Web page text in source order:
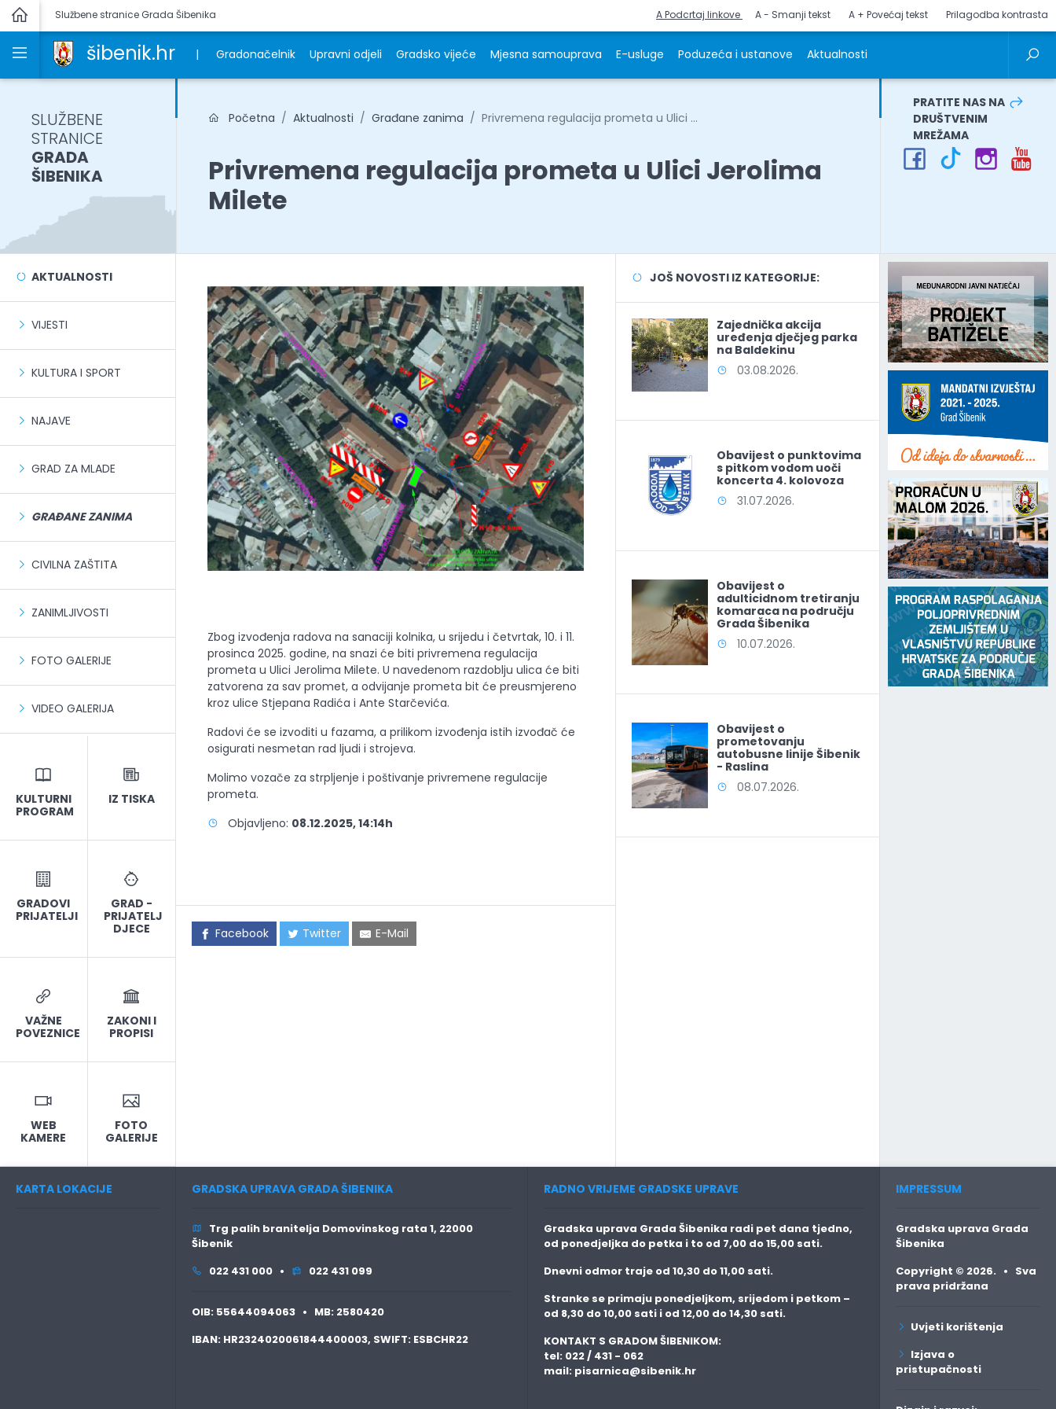
Službene stranice Grada Šibenika A Podcrtaj linkove A - Smanji tekst A + Povećaj tekst Prilagodba kontrasta
šibenik.hr | Gradonačelnik Upravni odjeli Gradsko vijeće Mjesna samouprava E-usluge Poduzeća i ustanove Aktualnosti
SLUŽBENE
STRANICE
GRADA
ŠIBENIKA
Početna Aktualnosti Građane zanima Privremena regulacija prometa u Ulici ...
Privremena regulacija prometa u Ulici Jerolima
Milete
PRATITE NAS NA
DRUŠTVENIM
MREŽAMA
AKTUALNOSTI
VIJESTI
KULTURA I SPORT
NAJAVE
GRAD ZA MLADE
GRAĐANE ZANIMA
CIVILNA ZAŠTITA
ZANIMLJIVOSTI
FOTO GALERIJE
VIDEO GALERIJA
KULTURNI
PROGRAM
IZ TISKA
GRADOVI
PRIJATELJI
GRAD -
PRIJATELJ
DJECE
VAŽNE
POVEZNICE
ZAKONI I
PROPISI
WEB
KAMERE
FOTO
GALERIJE
Zbog izvođenja radova na sanaciji kolnika, u srijedu i četvrtak, 10. i 11.
prosinca 2025. godine, na snazi će biti privremena regulacija
prometa u Ulici Jerolima Milete. U navedenom razdoblju ulica će biti
zatvorena za sav promet, a odvijanje prometa bit će preusmjereno
kroz ulice Stjepana Radića i Ante Starčevića.
Radovi će se izvoditi u fazama, a prilikom izvođenja istih izvođač će
osigurati nesmetan rad ljudi i strojeva.
Molimo vozače za strpljenje i poštivanje privremene regulacije
prometa.
Objavljeno: 08.12.2025, 14:14h
Facebook Twitter E-Mail
JOŠ NOVOSTI IZ KATEGORIJE:
Zajednička akcija
uređenja dječjeg parka
na Baldekinu
03.08.2026.
Obavijest o punktovima
s pitkom vodom uoči
koncerta 4. kolovoza
31.07.2026.
Obavijest o
adulticidnom tretiranju
komaraca na području
Grada Šibenika
10.07.2026.
Obavijest o
prometovanju
autobusne linije Šibenik
- Raslina
08.07.2026.
KARTA LOKACIJE GRADSKA UPRAVA GRADA ŠIBENIKA
Trg palih branitelja Domovinskog rata 1, 22000
Šibenik
022 431 000 •
022 431 099
OIB: 55644094063 • MB: 2580420
IBAN: HR2324020061844400003, SWIFT: ESBCHR22
RADNO VRIJEME GRADSKE UPRAVE
Gradska uprava Grada Šibenika radi pet dana tjedno,
od ponedjeljka do petka i to od 7,00 do 15,00 sati.
Dnevni odmor traje od 10,30 do 11,00 sati.
Stranke se primaju ponedjeljkom, srijedom i petkom –
od 8,30 do 10,00 sati i od 12,00 do 14,30 sati.
KONTAKT S GRADOM ŠIBENIKOM:
tel: 022 / 431 - 062
mail: pisarnica@sibenik.hr
IMPRESSUM
Gradska uprava Grada
Šibenika
Copyright © 2026. • Sva
prava pridržana
Uvjeti korištenja
Izjava o
pristupačnosti